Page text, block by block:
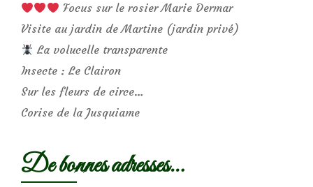
Focus sur le rosier Marie Dermar
Visite au jardin de Martine (jardin privé)
La volucelle transparente
Insecte : Le Clairon
Sur les fleurs de circe…
Corise de la Jusquiame
De bonnes adresses…